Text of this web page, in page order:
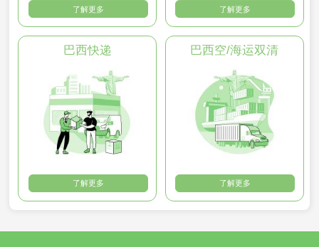
了解更多 了解更多
巴西快递
了解更多
巴西空/海运双清
了解更多